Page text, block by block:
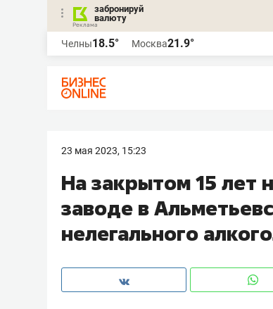
забронируй
валюту
Челны18.5° Москва21.9°
23 мая 2023, 15:23
На закрытом 15 лет
заводе в
нелегального